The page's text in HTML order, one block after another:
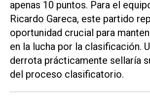
apenas 10 puntos. Para el
Ricardo Gareca, este partido
oportunidad crucial para
en la lucha por la clasificación.
derrota prácticamente sellaría
del proceso clasificatorio.